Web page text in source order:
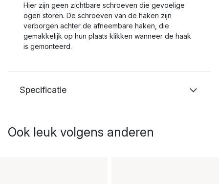
Hier zijn geen zichtbare schroeven die gevoelige
ogen storen. De schroeven van de haken zijn
verborgen achter de afneembare haken, die
gemakkelijk op hun plaats klikken wanneer de haak
is gemonteerd.
Specificatie
Ook leuk volgens anderen